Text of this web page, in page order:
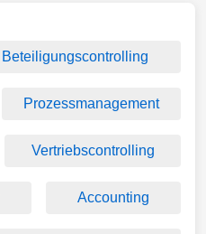
Beteiligungscontrolling
Prozessmanagement
Vertriebscontrolling
Accounting